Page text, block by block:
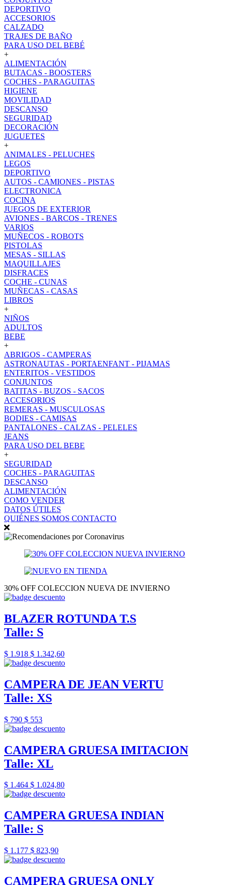
DEPORTIVO
ACCESORIOS
CALZADO
TRAJES DE BAÑO
PARA USO DEL BEBÉ
+
ALIMENTACIÓN
BUTACAS - BOOSTERS
COCHES - PARAGUITAS
HIGIENE
MOVILIDAD
DESCANSO
SEGURIDAD
DECORACIÓN
JUGUETES
+
ANIMALES - PELUCHES
LEGOS
DEPORTIVO
AUTOS - CAMIONES - PISTAS
ELECTRONICA
COCINA
JUEGOS DE EXTERIOR
AVIONES - BARCOS - TRENES
VARIOS
MUÑECOS - ROBOTS
PISTOLAS
MESAS - SILLAS
MAQUILLAJES
DISFRACES
COCHE - CUNAS
MUÑECAS - CASAS
LIBROS
+
NIÑOS
ADULTOS
BEBE
+
ABRIGOS - CAMPERAS
ASTRONAUTAS - PORTAENFANT - PIJAMAS
ENTERITOS - VESTIDOS
CONJUNTOS
BATITAS - BUZOS - SACOS
ACCESORIOS
REMERAS - MUSCULOSAS
BODIES - CAMISAS
PANTALONES - CALZAS - PELELES
JEANS
PARA USO DEL BEBE
+
SEGURIDAD
COCHES - PARAGUITAS
DESCANSO
ALIMENTACIÓN
COMO VENDER
DATOS ÚTILES
QUIÉNES SOMOS CONTACTO
30% OFF COLECCION NUEVA DE INVIERNO
BLAZER ROTUNDA T.S
Talle: S
$ 1.918 $ 1.342,60
CAMPERA DE JEAN VERTU
Talle: XS
$ 790 $ 553
CAMPERA GRUESA IMITACION
Talle: XL
$ 1.464 $ 1.024,80
CAMPERA GRUESA INDIAN
Talle: S
$ 1.177 $ 823,90
CAMPERA GRUESA ONLY